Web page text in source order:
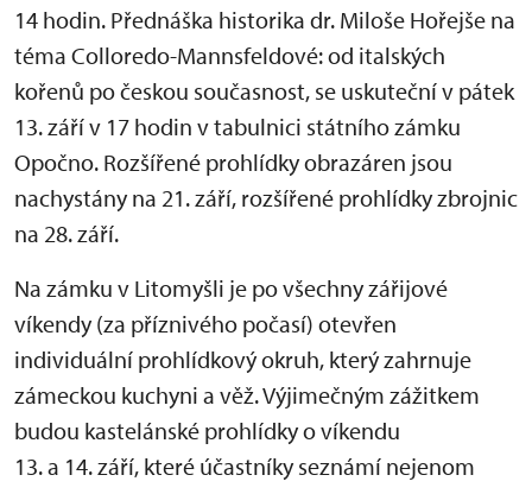
14 hodin. Přednáška historika dr. Miloše Hořejše na
téma Colloredo-Mannsfeldové: od italských
kořenů po českou současnost, se uskuteční v pátek
13. září v 17 hodin v tabulnici státního zámku
Opočno. Rozšířené prohlídky obrazáren jsou
nachystány na 21. září, rozšířené prohlídky zbrojnic
na 28. září.
Na zámku v Litomyšli je po všechny zářijové
víkendy (za příznivého počasí) otevřen
individuální prohlídkový okruh, který zahrnuje
zámeckou kuchyni a věž. Výjimečným zážitkem
budou kastelánské prohlídky o víkendu
13. a 14. září, které účastníky seznámí nejenom